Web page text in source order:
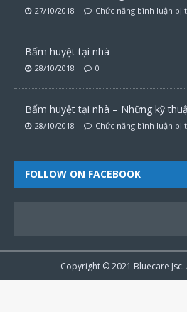
27/10/2018 Chức năng bình luận bị
Bấm huyệt tại nhà
28/10/2018 0
Bấm huyệt tại nhà – Những kỹ
28/10/2018 Chức năng bình luận bị
FOLLOW ON FACEBOOK
Copyright © 2021 Bluecare